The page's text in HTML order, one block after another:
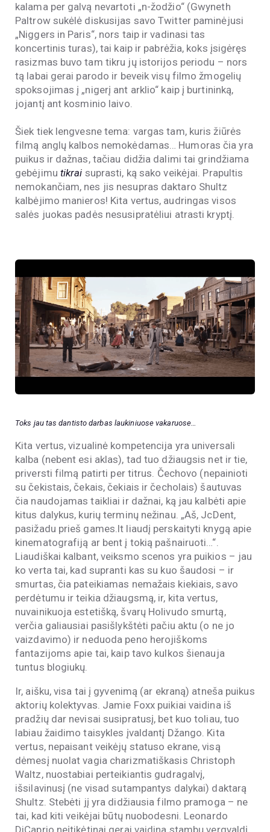
kalama per galvą nevartoti „n-žodžio“ (Gwyneth
Paltrow sukėlė diskusijas savo Twitter paminėjusi
„Niggers in Paris“, nors taip ir vadinasi tas
koncertinis turas), tai kaip ir pabrėžia, koks įsigėręs
rasizmas buvo tam tikru jų istorijos periodu – nors
tą labai gerai parodo ir beveik visų filmo žmogelių
spoksojimas į „nigerį ant arklio“ kaip į burtininką,
jojantį ant kosminio laivo.
Šiek tiek lengvesne tema: vargas tam, kuris žiūrės
filmą anglų kalbos nemokėdamas… Humoras čia yra
puikus ir dažnas, tačiau didžia dalimi tai grindžiama
gebėjimu tikrai suprasti, ką sako veikėjai. Prapultis
nemokančiam, nes jis nesupras daktaro Shultz
kalbėjimo manieros! Kita vertus, audringas visos
salės juokas padės nesusipratėliui atrasti kryptį.
Toks jau tas dantisto darbas laukiniuose vakaruose…
Kita vertus, vizualinė kompetencija yra universali
kalba (nebent esi aklas), tad tuo džiaugsis net ir tie,
priversti filmą patirti per titrus. Čechovo (nepainioti
su čekistais, čekais, čekiais ir čecholais) šautuvas
čia naudojamas taikliai ir dažnai, ką jau kalbėti apie
kitus dalykus, kurių terminų nežinau. „Aš, JcDent,
pasižadu prieš games.lt liaudį perskaityti knygą apie
kinematografiją ar bent į tokią pašnairuoti…“.
Liaudiškai kalbant, veiksmo scenos yra puikios – jau
ko verta tai, kad supranti kas su kuo šaudosi – ir
smurtas, čia pateikiamas nemažais kiekiais, savo
perdėtumu ir teikia džiaugsmą, ir, kita vertus,
nuvainikuoja estetišką, švarų Holivudo smurtą,
verčia galiausiai pasišlykštėti pačiu aktu (o ne jo
vaizdavimo) ir neduoda peno herojiškoms
fantazijoms apie tai, kaip tavo kulkos šienauja
tuntus blogiukų.
Ir, aišku, visa tai į gyvenimą (ar ekraną) atneša puikus
aktorių kolektyvas. Jamie Foxx puikiai vaidina iš
pradžių dar nevisai susipratusį, bet kuo toliau, tuo
labiau žaidimo taisykles įvaldantį Džango. Kita
vertus, nepaisant veikėjų statuso ekrane, visą
dėmesį nuolat vagia charizmatiškasis Christoph
Waltz, nuostabiai perteikiantis gudragalvį,
išsilavinusį (ne visad sutampantys dalykai) daktarą
Shultz. Stebėti jį yra didžiausia filmo pramoga – ne
tai, kad kiti veikėjai būtų nuobodesni. Leonardo